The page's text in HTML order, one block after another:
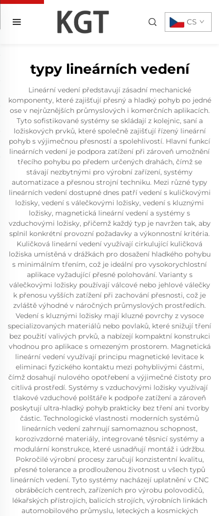
CS
typy lineárních vedení
Lineární vedení představují zásadní mechanické
komponenty, které zajišťují přesný a hladký pohyb po jedné
ose v nejrůznějších průmyslových i komerčních aplikacích.
Tyto sofistikované systémy se skládají z kolejnic, saní a
ložiskových prvků, které společně zajišťují řízený lineární
pohyb s výjimečnou přesností a spolehlivostí. Hlavní funkcí
lineárních vedení je podpora zatížení při zároveň umožnění
třecího pohybu po předem určených drahách, čímž se
stávají nezbytnými pro výrobní zařízení, systémy
automatizace a přesnou strojní techniku. Mezi různé typy
lineárních vedení dostupné dnes patří vedení s kuličkovými
ložisky, vedení s válečkovými ložisky, vedení s kluznými
ložisky, magnetická lineární vedení a systémy s
vzduchovými ložisky, přičemž každý typ je navržen tak, aby
splnil konkrétní provozní požadavky a výkonnostní kritéria.
Kuličková lineární vedení využívají cirkulující kuličková
ložiska umístěná v drážkách pro dosažení hladkého pohybu
s minimálním třením, což je ideální pro vysokorychlostní
aplikace vyžadující přesné polohování. Varianty s
válečkovými ložisky používají válcové nebo jehlové válečky
k přenosu vyšších zatížení při zachování přesnosti, což je
zvláště výhodné v náročných průmyslových prostředích.
Vedení s kluznými ložisky mají kluzné povrchy z vysoce
specializovaných materiálů nebo povlaků, které snižují tření
bez použití valivých prvků, a nabízejí kompaktní konstrukci
vhodnou pro aplikace s omezeným prostorem. Magnetická
lineární vedení využívají principu magnetické levitace k
eliminaci fyzického kontaktu mezi pohyblivými částmi,
čímž dosahují nulového opotřebení a výjimečné čistoty pro
citlivá prostředí. Systémy s vzduchovými ložisky využívají
tlakové vzduchové polštáře k podpoře zatížení a zároveň
poskytují ultra-hladký pohyb prakticky bez tření ani tvorby
částic. Technologické vlastnosti moderních systémů
lineárních vedení zahrnují samomaznou schopnost,
korozivzdorné materiály, integrované těsnicí systémy a
modulární konstrukce, které usnadňují montáž i údržbu.
Pokročilé výrobní procesy zaručují konzistentní kvalitu,
přesné tolerance a prodlouženou životnost u všech typů
lineárních vedení. Tyto systémy nacházejí uplatnění v CNC
obráběcích centrech, zařízeních pro výrobu polovodičů,
lékařských přístrojích, balicích strojích, výrobních linkách
automobilového průmyslu, leteckých a kosmických